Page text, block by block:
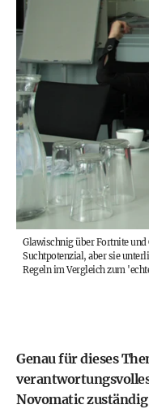
Glawischnig über Fortnite und
Suchtpotenzial, aber sie
Regeln im Vergleich zum
Genau für dieses
Novomatic